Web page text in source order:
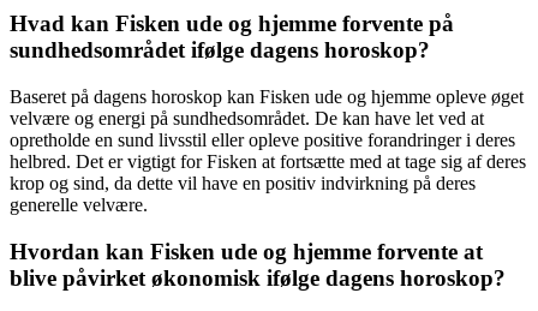
Hvad kan Fisken ude og hjemme forvente på
sundhedsområdet ifølge dagens horoskop?
Baseret på dagens horoskop kan Fisken ude og hjemme opleve øget
velvære og energi på sundhedsområdet. De kan have let ved at
opretholde en sund livsstil eller opleve positive forandringer i deres
helbred. Det er vigtigt for Fisken at fortsætte med at tage sig af deres
krop og sind, da dette vil have en positiv indvirkning på deres
generelle velvære.
Hvordan kan Fisken ude og hjemme forvente at
blive påvirket økonomisk ifølge dagens horoskop?